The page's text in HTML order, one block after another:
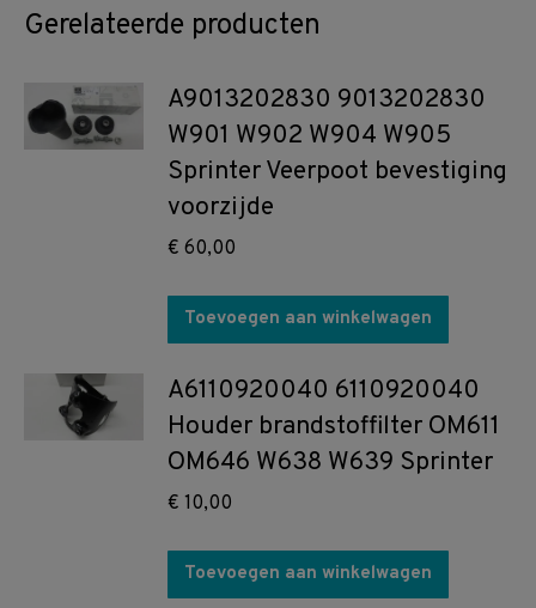
Gerelateerde producten
A9013202830 9013202830
W901 W902 W904 W905
Sprinter Veerpoot bevestiging
voorzijde
€ 60,00
Toevoegen aan winkelwagen
A6110920040 6110920040
Houder brandstoffilter OM611
OM646 W638 W639 Sprinter
€ 10,00
Toevoegen aan winkelwagen